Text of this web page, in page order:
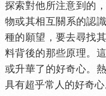
探索對他所注意到的
物或其相互關系的認
種的願望，要去尋找
料背後的那些原理。
或升華了的好奇心。
具有超乎常人的好奇心